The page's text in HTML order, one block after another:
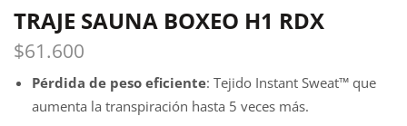
TRAJE SAUNA BOXEO H1 RDX
$61.600
Pérdida de peso eficiente: Tejido Instant Sweat™ que
aumenta la transpiración hasta 5 veces más.